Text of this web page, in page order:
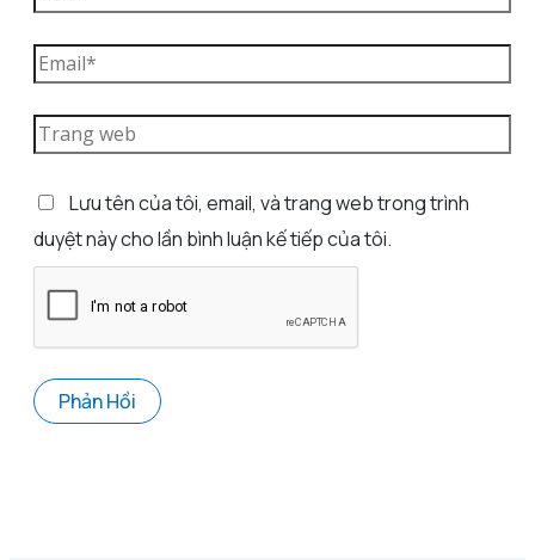
Lưu tên của tôi, email, và trang web trong trình
duyệt này cho lần bình luận kế tiếp của tôi.